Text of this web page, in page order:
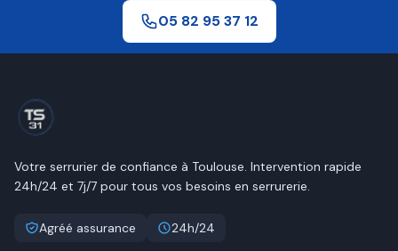
05 82 95 37 12
Votre serrurier de confiance à Toulouse. Intervention rapide
24h/24 et 7j/7 pour tous vos besoins en serrurerie.
Agréé assurance 24h/24